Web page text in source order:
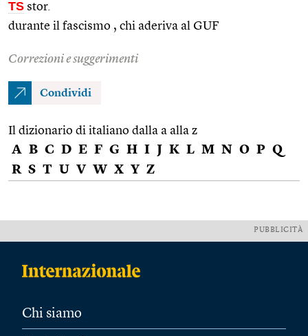
TS stor.
durante il fascismo , chi aderiva al GUF
Correzioni e suggerimenti
Condividi
Il dizionario di italiano dalla a alla z
A B C D E F G H I J K L M N O P Q
R S T U V W X Y Z
PUBBLICITÀ
Chi siamo